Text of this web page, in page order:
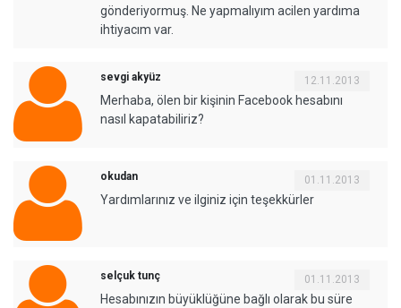
gönderiyormuş. Ne yapmalıyım acilen yardıma
ihtiyacım var.
sevgi akyüz 12.11.2013
Merhaba, ölen bir kişinin Facebook hesabını
nasıl kapatabiliriz?
okudan 01.11.2013
Yardımlarınız ve ilginiz için teşekkürler
selçuk tunç 01.11.2013
Hesabınızın büyüklüğüne bağlı olarak bu süre